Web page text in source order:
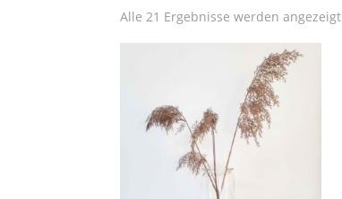
Alle 21 Ergebnisse werden angezeigt